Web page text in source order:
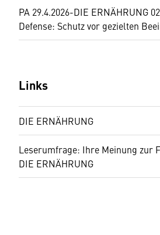
PA 29.4.2026-DIE ERNÄHRUNG
Defense: Schutz vor gezielten
Links
DIE ERNÄHRUNG
Leserumfrage: Ihre Meinung zur
DIE ERNÄHRUNG